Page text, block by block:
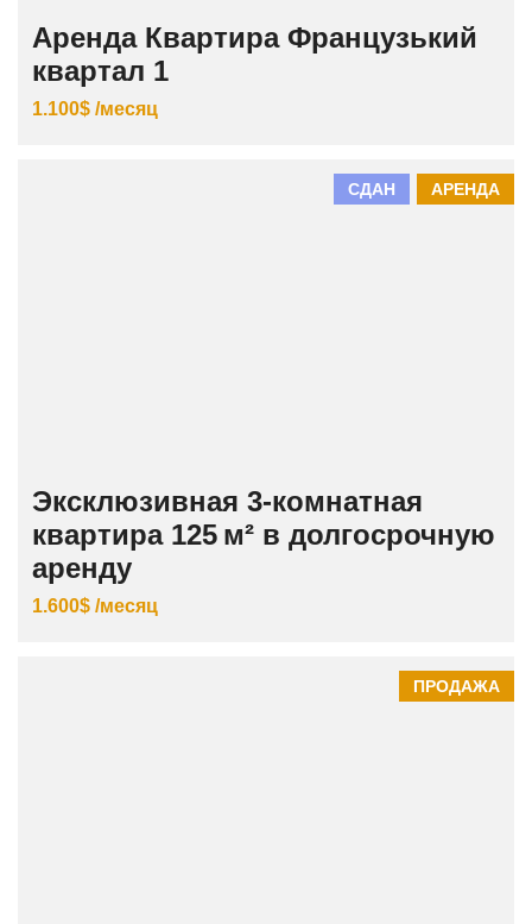
Аренда Квартира Французький
квартал 1
1.100$ /месяц
АРЕНДА
СДАН
Эксклюзивная 3‑комнатная
квартира 125 м² в долгосрочную
аренду
1.600$ /месяц
ПРОДАЖА